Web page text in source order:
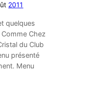
2011
quelques
Chez
du Club
présenté
Menu